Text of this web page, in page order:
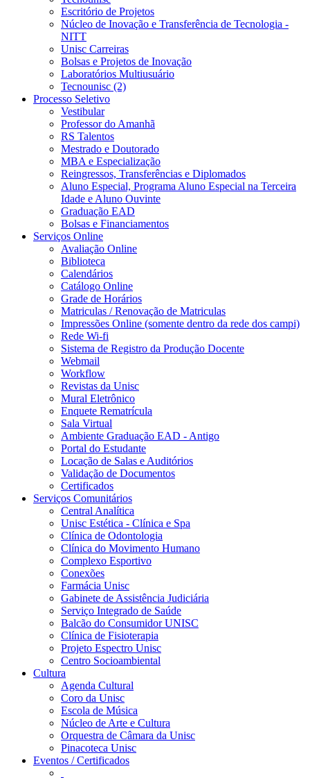
Escritório de Projetos
Núcleo de Inovação e Transferência de Tecnologia -
NITT
Unisc Carreiras
Bolsas e Projetos de Inovação
Laboratórios Multiusuário
Tecnounisc (2)
Processo Seletivo
Vestibular
Professor do Amanhã
RS Talentos
Mestrado e Doutorado
MBA e Especialização
Reingressos, Transferências e Diplomados
Aluno Especial, Programa Aluno Especial na Terceira
Idade e Aluno Ouvinte
Graduação EAD
Bolsas e Financiamentos
Serviços Online
Avaliação Online
Biblioteca
Calendários
Catálogo Online
Grade de Horários
Matriculas / Renovação de Matriculas
Impressões Online (somente dentro da rede dos campi)
Rede Wi-fi
Sistema de Registro da Produção Docente
Webmail
Workflow
Revistas da Unisc
Mural Eletrônico
Enquete Rematrícula
Sala Virtual
Ambiente Graduação EAD - Antigo
Portal do Estudante
Locação de Salas e Auditórios
Validação de Documentos
Certificados
Serviços Comunitários
Central Analítica
Unisc Estética - Clínica e Spa
Clínica de Odontologia
Clínica do Movimento Humano
Complexo Esportivo
Conexões
Farmácia Unisc
Gabinete de Assistência Judiciária
Serviço Integrado de Saúde
Balcão do Consumidor UNISC
Clínica de Fisioterapia
Projeto Espectro Unisc
Centro Socioambiental
Cultura
Agenda Cultural
Coro da Unisc
Escola de Música
Núcleo de Arte e Cultura
Orquestra de Câmara da Unisc
Pinacoteca Unisc
Eventos / Certificados